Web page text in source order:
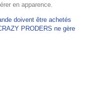
en apparence.
doivent être achetés
PRODERS ne gère